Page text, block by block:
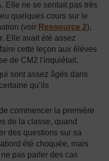
Elle ne se sentait pas très
quelques cours sur le
(voir Ressource 2),
Elle avait été assez
cette leçon aux élèves
de CM2 l'inquiétait.
sont assez âgés dans
qu’ils
commencer la première
de la classe, quand
des questions sur sa
été choquée, mais
pas parler des cas